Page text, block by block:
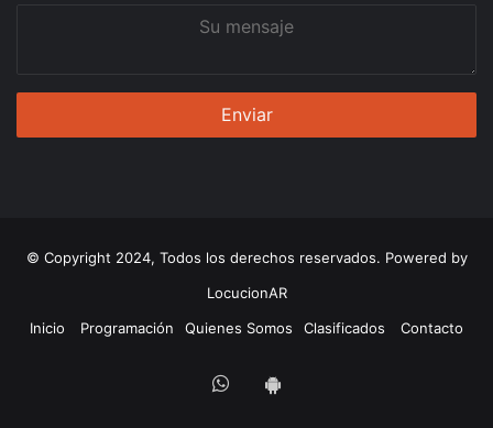
© Copyright 2024, Todos los derechos reservados. Powered by
LocucionAR
Inicio
Programación Quienes Somos Clasificados Contacto
Whatsapp